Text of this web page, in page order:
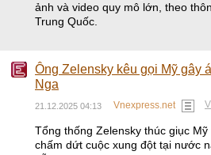
ảnh và video quy mô lớn, theo
Trung Quốc.
Ông Zelensky kêu gọi Mỹ gây
Nga
21.12.2025 04:13 Vnexpress.net
Tổng thống Zelensky thúc giục
chấm dứt cuộc xung đột tại nước